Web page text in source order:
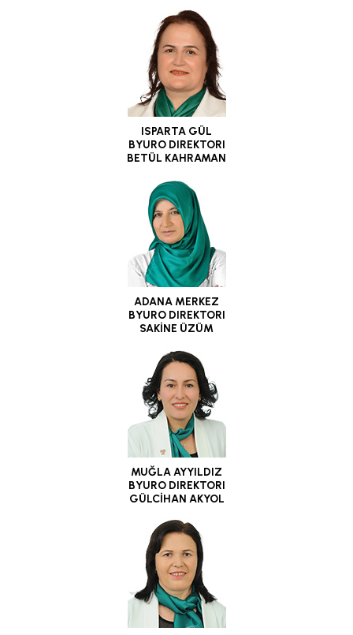
ISPARTA GÜL
BYURO DIREKTORI
BETÜL KAHRAMAN
ADANA MERKEZ
BYURO DIREKTORI
SAKİNE ÜZÜM
MUĞLA AYYILDIZ
BYURO DIREKTORI
GÜLCİHAN AKYOL